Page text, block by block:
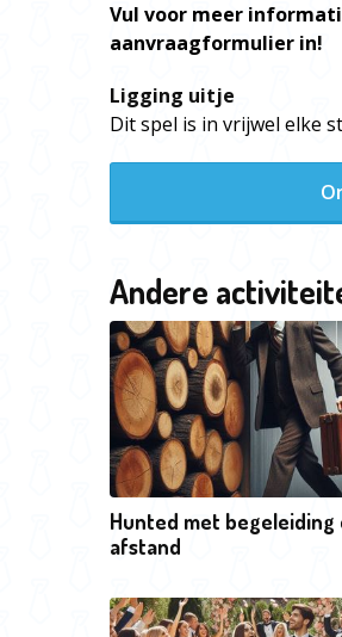
Vul voor meer
aanvraagformulier in!
Ligging uitje
Dit spel is in vrijwel elke
Andere
Hunted met begeleiding
afstand